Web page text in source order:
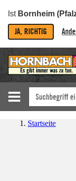
Ist Bornheim
JA, RICHTIG
Startseite